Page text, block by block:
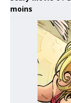
moins